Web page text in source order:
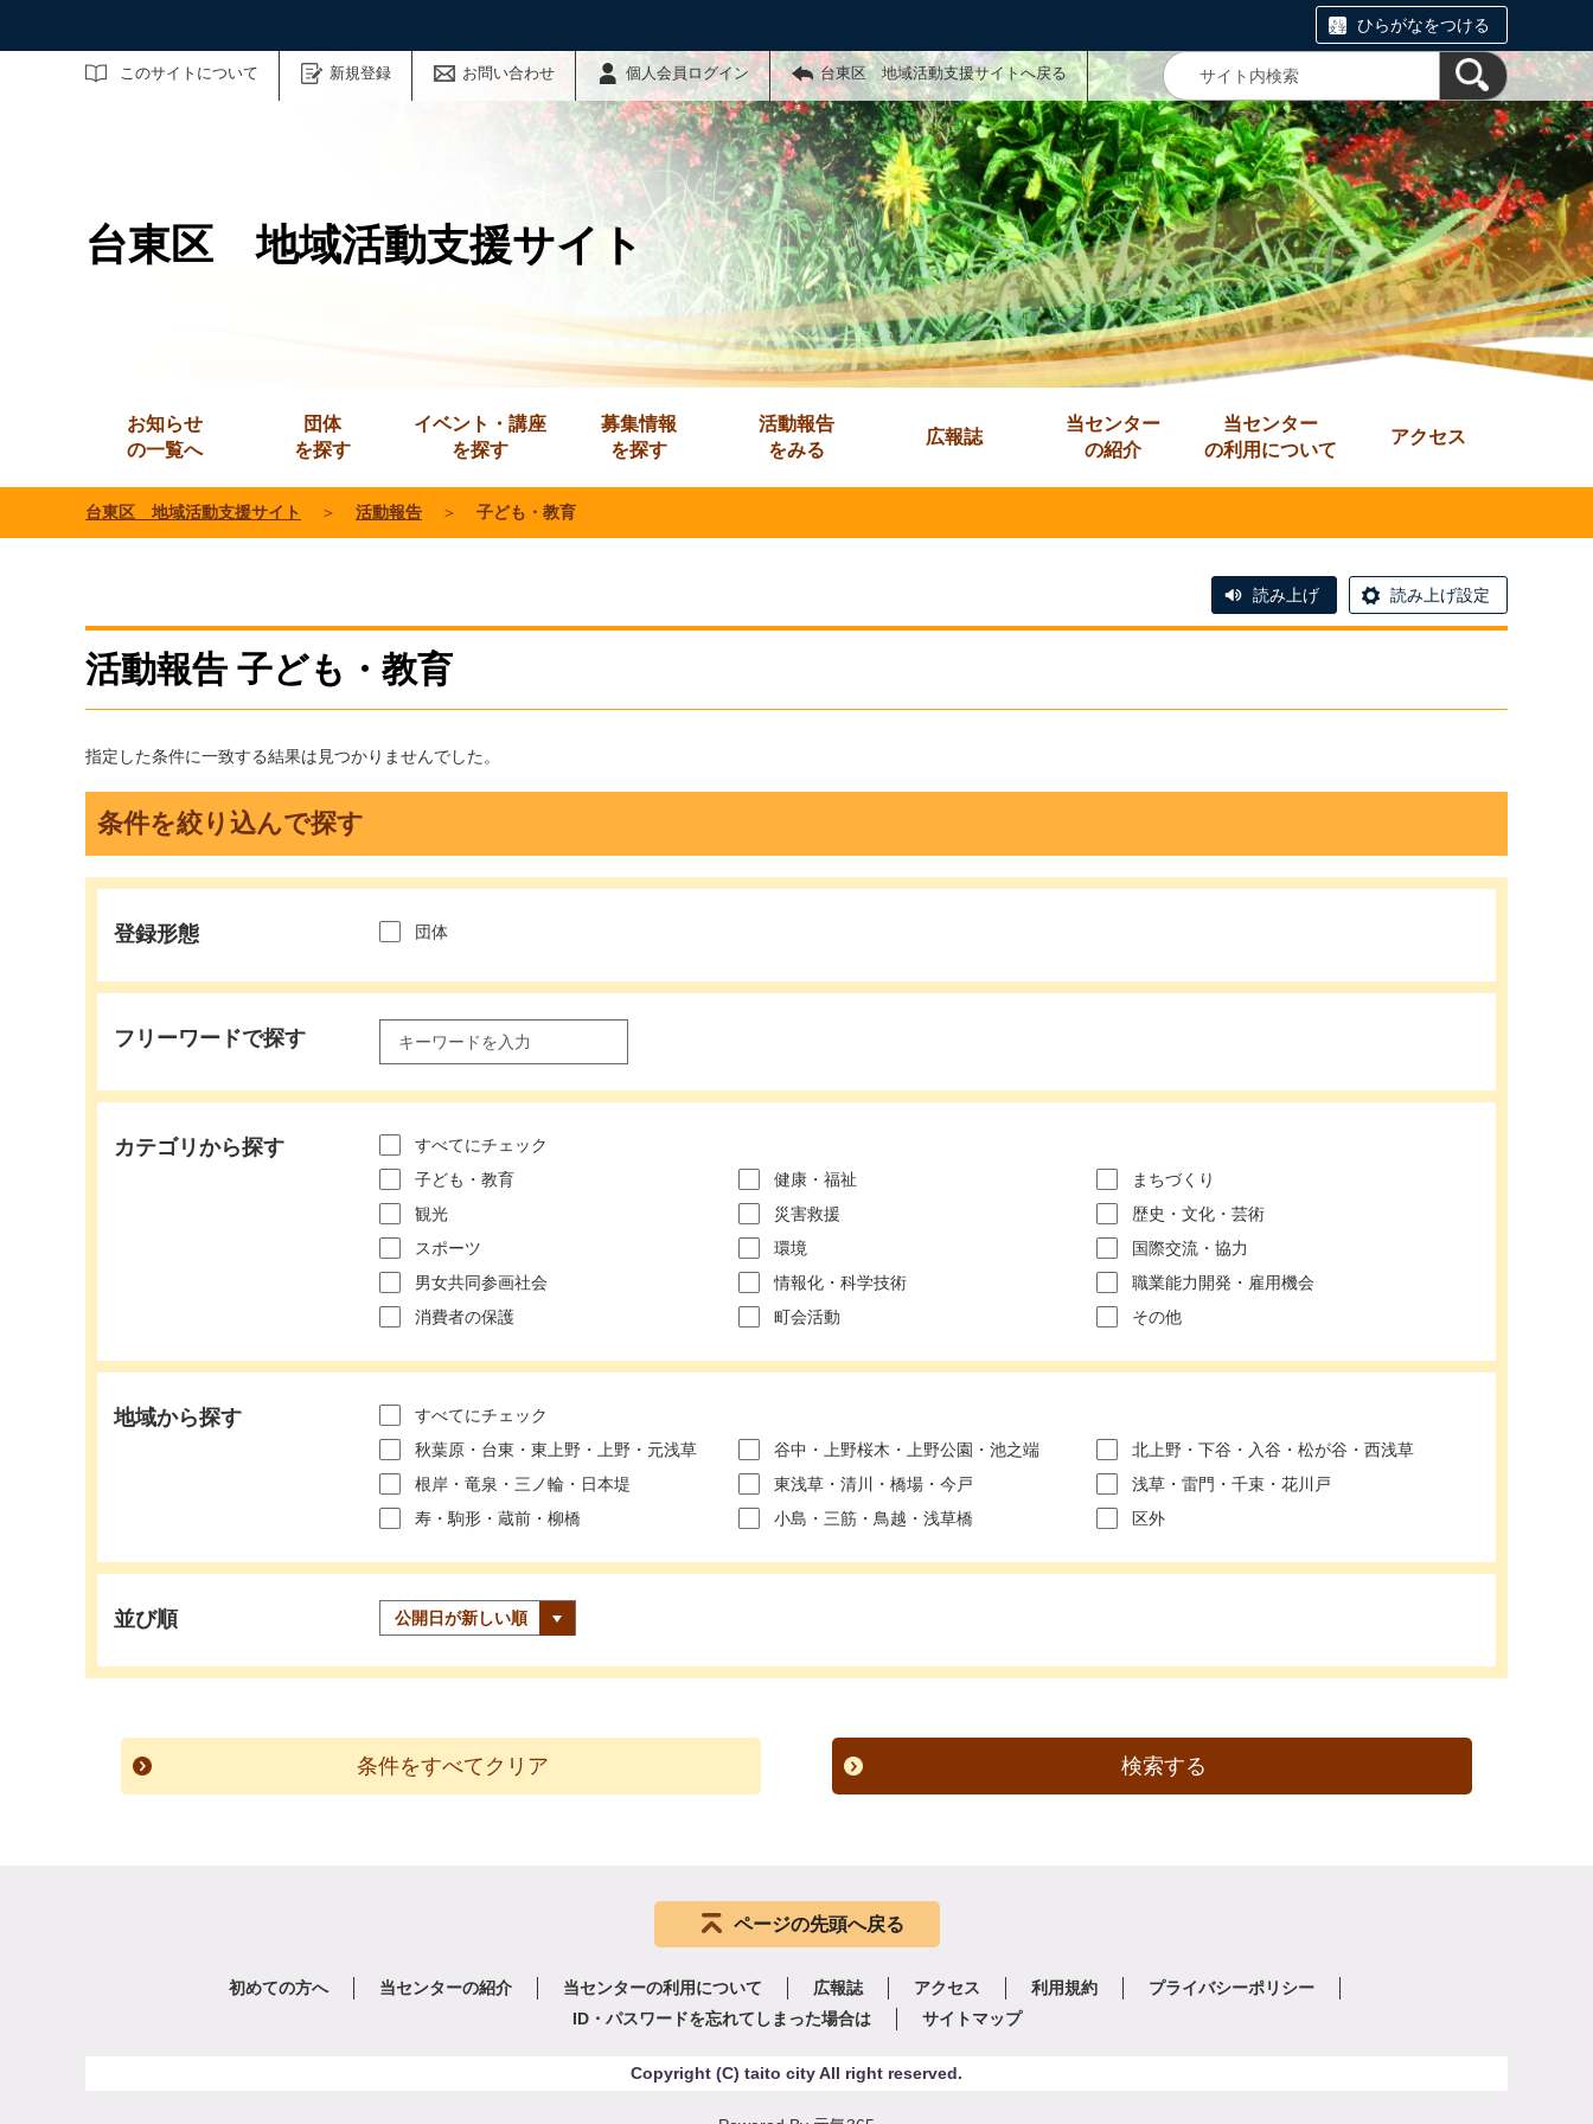
ひらがなをつける
このサイトについて 新規登録 お問い合わせ 個人会員ログイン 台東区 地域活動支援サイトへ戻る
サイト内検索
台東区 地域活動支援サイト
お知らせ
の一覧へ
団体
を探す
イベント・講座
を探す
募集情報
を探す
活動報告
をみる
広報誌
当センター
の紹介
当センター
の利用について
アクセス
台東区 地域活動支援サイト ＞ 活動報告 ＞ 子ども・教育
読み上げ 読み上げ設定
活動報告 子ども・教育
指定した条件に一致する結果は見つかりませんでした。
条件を絞り込んで探す
登録形態 団体
フリーワードで探す
カテゴリから探す
すべてにチェック
子ども・教育
健康・福祉
まちづくり
観光
災害救援
歴史・文化・芸術
スポーツ
環境
国際交流・協力
男女共同参画社会
情報化・科学技術
職業能力開発・雇用機会
消費者の保護
町会活動 その他
地域から探す
すべてにチェック
秋葉原・台東・東上野・上野・元浅草
谷中・上野桜木・上野公園・池之端
北上野・下谷・入谷・松が谷・西浅草
根岸・竜泉・三ノ輪・日本堤
東浅草・清川・橋場・今戸
浅草・雷門・千束・花川戸
寿・駒形・蔵前・柳橋
小島・三筋・鳥越・浅草橋 区外
並び順
検索する
ページの先頭へ戻る
初めての方へ 当センターの紹介 当センターの利用について 広報誌 アクセス 利用規約
プライバシーポリシー
ID・パスワードを忘れてしまった場合は
サイトマップ
Copyright (C) taito city All right reserved.